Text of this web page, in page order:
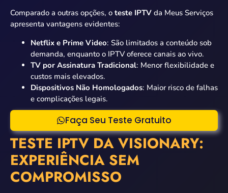
Comparado a outras opções, o teste IPTV da Meus Serviços
apresenta vantagens evidentes:
Netflix e Prime Video: São limitados a conteúdo sob
demanda, enquanto o IPTV oferece canais ao vivo.
TV por Assinatura Tradicional: Menor flexibilidade e
custos mais elevados.
Dispositivos Não Homologados: Maior risco de falhas
e complicações legais.
Faça Seu Teste Gratuito
TESTE IPTV DA VISIONARY:
EXPERIÊNCIA SEM
COMPROMISSO